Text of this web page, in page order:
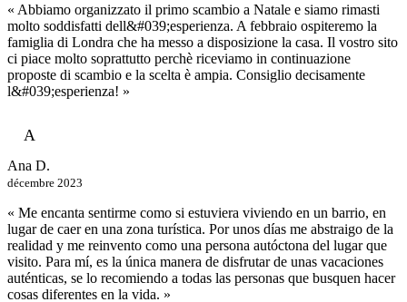
« Abbiamo organizzato il primo scambio a Natale e siamo rimasti
molto soddisfatti dell&#039;esperienza. A febbraio ospiteremo la
famiglia di Londra che ha messo a disposizione la casa. Il vostro sito
ci piace molto soprattutto perchè riceviamo in continuazione
proposte di scambio e la scelta è ampia. Consiglio decisamente
l&#039;esperienza! »
A
Ana D.
décembre 2023
« Me encanta sentirme como si estuviera viviendo en un barrio, en
lugar de caer en una zona turística. Por unos días me abstraigo de la
realidad y me reinvento como una persona autóctona del lugar que
visito. Para mí, es la única manera de disfrutar de unas vacaciones
auténticas, se lo recomiendo a todas las personas que busquen hacer
cosas diferentes en la vida. »